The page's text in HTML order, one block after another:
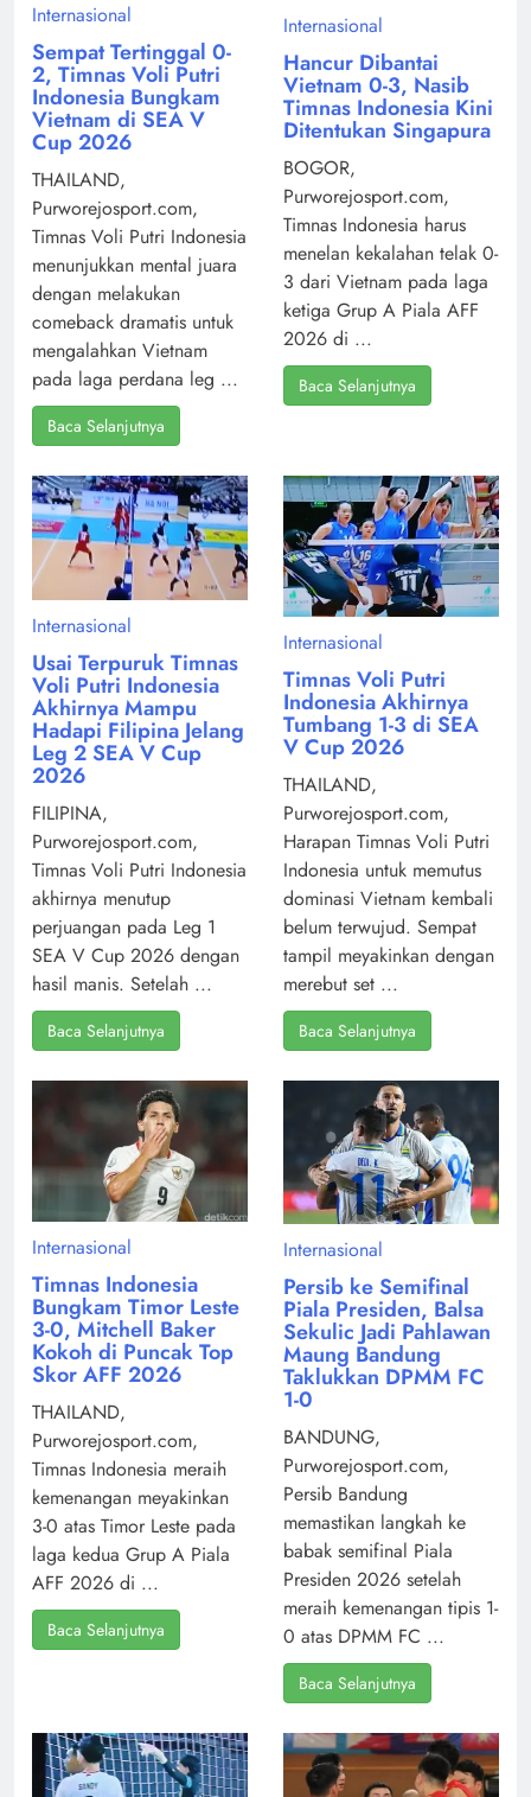
Internasional
Sempat Tertinggal 0-
2, Timnas Voli Putri
Indonesia Bungkam
Vietnam di SEA V
Cup 2026
THAILAND,
Purworejosport.com,
Timnas Voli Putri Indonesia
menunjukkan mental juara
dengan melakukan
comeback dramatis untuk
mengalahkan Vietnam
pada laga perdana leg ...
Baca Selanjutnya
Internasional
Hancur Dibantai
Vietnam 0-3, Nasib
Timnas Indonesia Kini
Ditentukan Singapura
BOGOR,
Purworejosport.com,
Timnas Indonesia harus
menelan kekalahan telak 0-
3 dari Vietnam pada laga
ketiga Grup A Piala AFF
2026 di ...
Baca Selanjutnya
Internasional
Usai Terpuruk Timnas
Voli Putri Indonesia
Akhirnya Mampu
Hadapi Filipina Jelang
Leg 2 SEA V Cup
2026
FILIPINA,
Purworejosport.com,
Timnas Voli Putri Indonesia
akhirnya menutup
perjuangan pada Leg 1
SEA V Cup 2026 dengan
hasil manis. Setelah ...
Baca Selanjutnya
Internasional
Timnas Voli Putri
Indonesia Akhirnya
Tumbang 1-3 di SEA
V Cup 2026
THAILAND,
Purworejosport.com,
Harapan Timnas Voli Putri
Indonesia untuk memutus
dominasi Vietnam kembali
belum terwujud. Sempat
tampil meyakinkan dengan
merebut set ...
Baca Selanjutnya
Internasional
Timnas Indonesia
Bungkam Timor Leste
3-0, Mitchell Baker
Kokoh di Puncak Top
Skor AFF 2026
THAILAND,
Purworejosport.com,
Timnas Indonesia meraih
kemenangan meyakinkan
3-0 atas Timor Leste pada
laga kedua Grup A Piala
AFF 2026 di ...
Baca Selanjutnya
Internasional
Persib ke Semifinal
Piala Presiden, Balsa
Sekulic Jadi Pahlawan
Maung Bandung
Taklukkan DPMM FC
1-0
BANDUNG,
Purworejosport.com,
Persib Bandung
memastikan langkah ke
babak semifinal Piala
Presiden 2026 setelah
meraih kemenangan tipis 1-
0 atas DPMM FC ...
Baca Selanjutnya